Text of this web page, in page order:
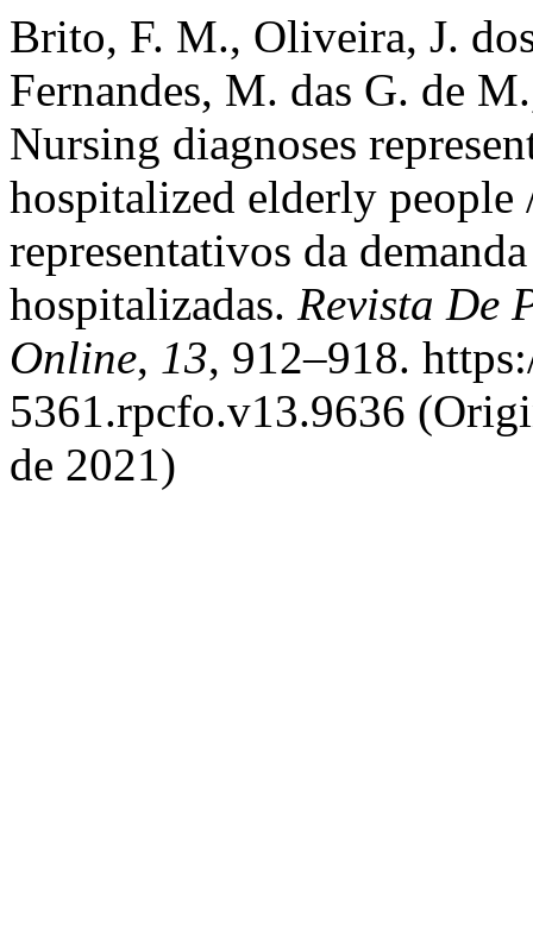
Brito, F. M., Oliveira, J.
Fernandes, M. das G. de
Nursing diagnoses
hospitalized elderly people
representativos da
hospitalizadas. Revista De
Online, 13, 912–918.
5361.rpcfo.v13.9636
de 2021)